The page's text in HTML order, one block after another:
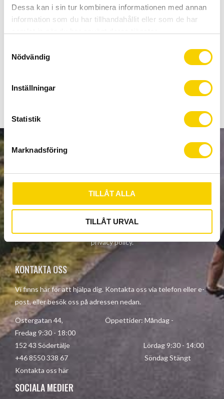
Dessa kan i sin tur kombinera informationen med annan
information som du har tillhandahållit eller som de har
e
s
v
a
l
Nödvändig
Inställningar
Statistik
Marknadsföring
TILLÅT ALLA
TILLÅT URVAL
Kunnig personal och hög kundnöjdhet
C8150001
Manufacturer article no
SUPPORT WHEELS
SUBSCRIBE
privacy policy.
KONTAKTA OSS
Vi finns här för att hjälpa dig. Kontakta oss via telefon eller e-
post, eller besök oss på adressen nedan.
Östergatan 44, Öppettider: Måndag -
Fredag 9:30 - 18:00
152 43 Södertälje Lördag 9:30 - 14:00
+46 8550 338 67 Söndag Stängt
Kontakta oss här
SOCIALA MEDIER